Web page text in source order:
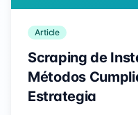
Article
Scraping de
Métodos
Estrategia